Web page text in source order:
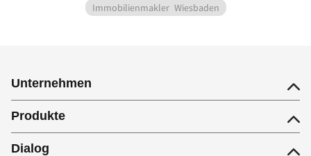
Immobilienmakler Wiesbaden
Unternehmen
Produkte
Dialog